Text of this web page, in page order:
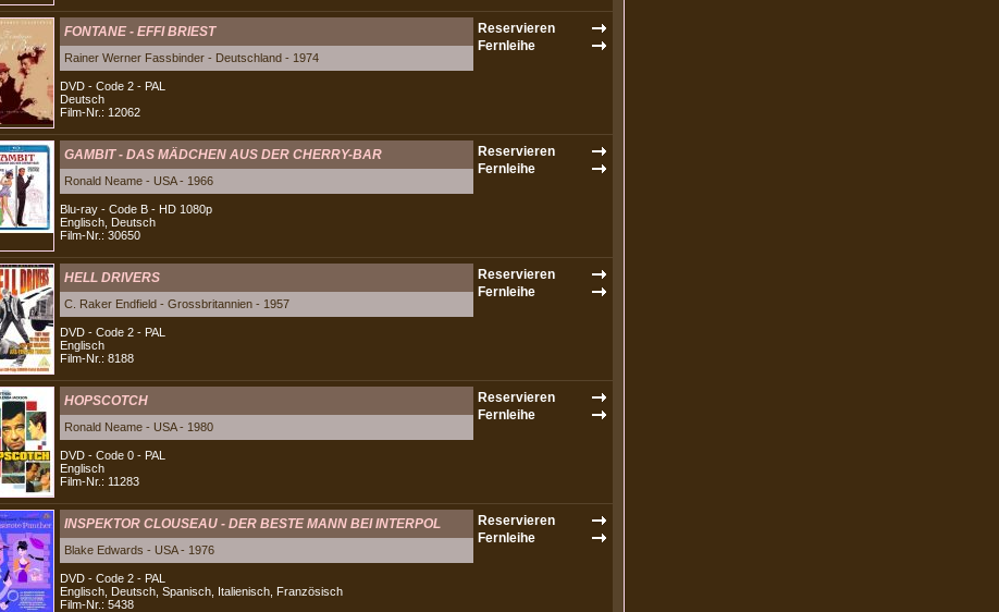
FONTANE - EFFI BRIEST
Rainer Werner Fassbinder - Deutschland - 1974
DVD - Code 2 - PAL
Deutsch
Film-Nr.: 12062
GAMBIT - DAS MÄDCHEN AUS DER CHERRY-BAR
Ronald Neame - USA - 1966
Blu-ray - Code B - HD 1080p
Englisch, Deutsch
Film-Nr.: 30650
HELL DRIVERS
C. Raker Endfield - Grossbritannien - 1957
DVD - Code 2 - PAL
Englisch
Film-Nr.: 8188
HOPSCOTCH
Ronald Neame - USA - 1980
DVD - Code 0 - PAL
Englisch
Film-Nr.: 11283
INSPEKTOR CLOUSEAU - DER BESTE MANN BEI INTERPOL
Blake Edwards - USA - 1976
DVD - Code 2 - PAL
Englisch, Deutsch, Spanisch, Italienisch, Französisch
Film-Nr.: 5438